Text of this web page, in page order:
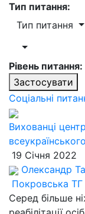
Тип питання:
Тип питання
Рівень питання:
Застосувати
Соціальні
Вихованці
19 Січня 2022
Олександр
Покровська ТГ
Серед більше